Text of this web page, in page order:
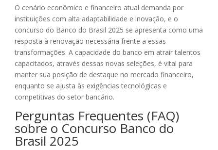
O cenário econômico e financeiro atual demanda por
instituições com alta adaptabilidade e inovação, e o
concurso do Banco do Brasil 2025 se apresenta como uma
resposta à renovação necessária frente a essas
transformações. A capacidade do banco em atrair talentos
capacitados, através dessas novas seleções, é vital para
manter sua posição de destaque no mercado financeiro,
enquanto se ajusta às exigências tecnológicas e
competitivas do setor bancário.
Perguntas Frequentes (FAQ)
sobre o Concurso Banco do
Brasil 2025